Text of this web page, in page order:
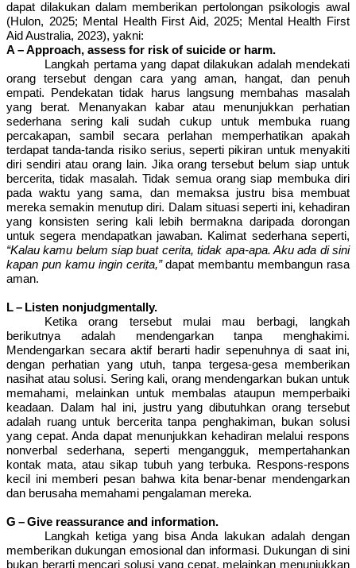
dapat dilakukan dalam memberikan pertolongan psikologis awal
(Hulon, 2025; Mental Health First Aid, 2025; Mental Health First
Aid Australia, 2023), yakni:
A – Approach, assess for risk of suicide or harm.
Langkah pertama yang dapat dilakukan adalah mendekati
orang tersebut dengan cara yang aman, hangat, dan penuh
empati.
Pendekatan tidak harus langsung membahas masalah
yang berat. Menanyakan kabar atau menunjukkan perhatian
sederhana sering kali sudah cukup untuk membuka ruang
percakapan, sambil secara perlahan memperhatikan apakah
terdapat tanda-tanda risiko serius, seperti pikiran untuk menyakiti
diri sendiri atau orang lain. Jika orang tersebut belum siap untuk
bercerita, tidak masalah. Tidak semua orang siap membuka diri
pada waktu yang sama, dan memaksa justru bisa membuat
mereka semakin menutup diri. Dalam situasi seperti ini, kehadiran
yang konsisten sering kali lebih bermakna daripada dorongan
untuk segera mendapatkan jawaban. Kalimat sederhana seperti,
“Kalau kamu belum siap buat cerita, tidak apa-apa. Aku ada di sini
kapan pun kamu ingin cerita,”dapat membantu membangun rasa
aman.
L – Listen nonjudgmentally.
Ketika orang tersebut mulai mau berbagi, langkah
berikutnya adalah mendengarkan tanpa menghakimi.
Mendengarkan secara aktif berarti hadir sepenuhnya di saat ini,
dengan perhatian yang utuh, tanpa tergesa-gesa memberikan
nasihat atau solusi. Sering kali, orang mendengarkan bukan untuk
memahami, melainkan untuk membalas ataupun memperbaiki
keadaan. Dalam hal ini, justru yang dibutuhkan orang tersebut
adalah ruang untuk bercerita tanpa penghakiman, bukan solusi
yang cepat. Anda dapat menunjukkan kehadiran melalui respons
nonverbal sederhana, seperti mengangguk, mempertahankan
kontak mata, atau sikap tubuh yang terbuka. Respons-respons
kecil ini memberi pesan bahwa kita benar-benar mendengarkan
dan berusaha memahami pengalaman mereka.
G – Give reassurance and information.
Langkah ketiga yang bisa Anda lakukan adalah dengan
memberikan dukungan emosional dan informasi. Dukungan di sini
bukan berarti mencari solusi yang cepat, melainkan menunjukkan